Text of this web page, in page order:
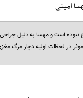
امینی
است و مهسا به دلیل
در لحظات اولیه دچار مرگ